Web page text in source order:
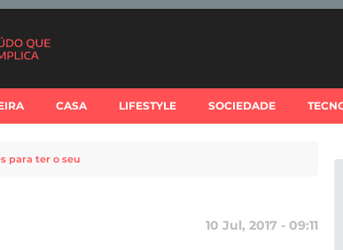
CASA LIFESTYLE SOCIEDADE
para ter o seu
10 Jul, 2017 - 09:11